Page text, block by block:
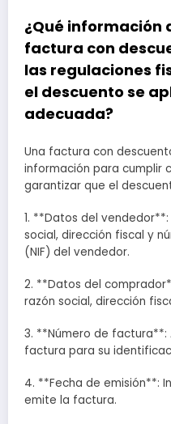
¿Qué información
factura con
las regulaciones
el descuento se
adecuada?
Una factura con
información para cumplir
garantizar que el
1. **Datos del
social, dirección fiscal y
(NIF) del vendedor.
2. **Datos del
razón social, dirección
3. **Número de factura**:
factura para su
4. **Fecha de emisión**:
emite la factura.